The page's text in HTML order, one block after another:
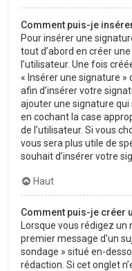
Comment puis-je
Pour insérer une
tout d’abord en créer
l’utilisateur. Une fois
« Insérer une signature
afin d’insérer votre
ajouter une signature
en cochant la case
de l’utilisateur. Si vous
vous sera plus utile de
souhait d’insérer votre
Haut
Comment puis-je créer
Lorsque vous rédigez un
premier message d’un
sondage » situé en-
rédaction. Si cet onglet